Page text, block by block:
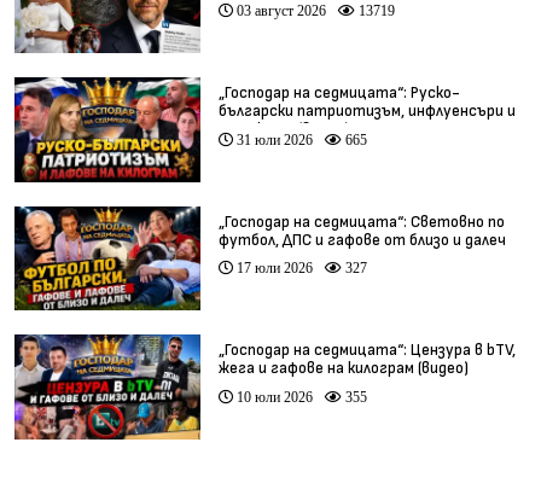
03 август 2026 13719
„Господар на седмицата“: Руско-
български патриотизъм, инфлуенсъри и
тарикати (видео)
31 юли 2026 665
„Господар на седмицата“: Световно по
футбол, ДПС и гафове от близо и далеч
17 юли 2026 327
„Господар на седмицата“: Цензура в bTV,
жега и гафове на килограм (видео)
10 юли 2026 355